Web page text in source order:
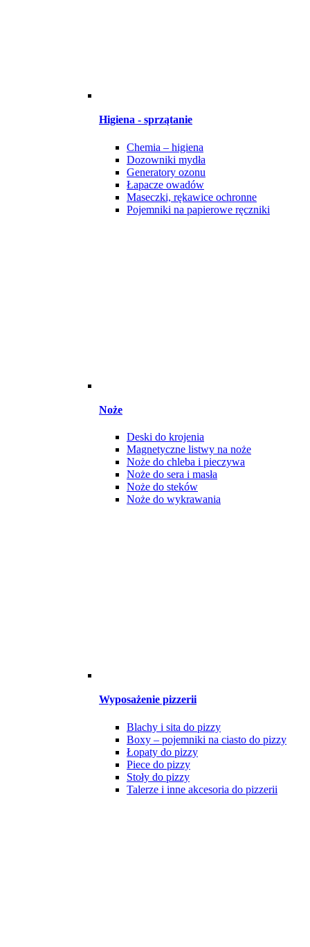
Higiena - sprzątanie
Chemia – higiena
Dozowniki mydła
Generatory ozonu
Łapacze owadów
Maseczki, rękawice ochronne
Pojemniki na papierowe ręczniki
Noże
Deski do krojenia
Magnetyczne listwy na noże
Noże do chleba i pieczywa
Noże do sera i masła
Noże do steków
Noże do wykrawania
Wyposażenie pizzerii
Blachy i sita do pizzy
Boxy – pojemniki na ciasto do pizzy
Łopaty do pizzy
Piece do pizzy
Stoły do pizzy
Talerze i inne akcesoria do pizzerii